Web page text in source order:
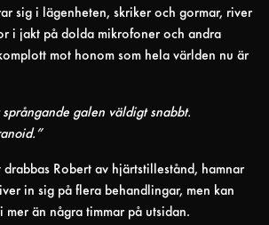
sig i lägenheten, skriker och gormar, river
i jakt på dolda mikrofoner och andra
mot honom som hela världen nu är
galen väldigt snabbt.
Robert av hjärtstillestånd, hamnar
in sig på flera behandlingar, men kan
än några timmar på utsidan.